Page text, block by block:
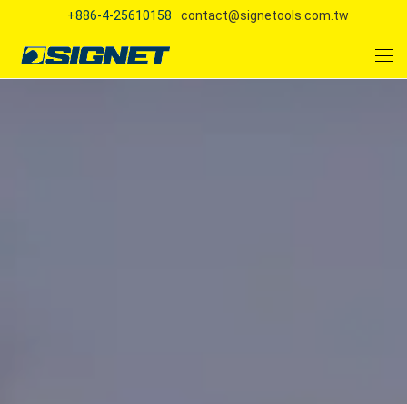
+886-4-25610158 contact@signetools.com.tw